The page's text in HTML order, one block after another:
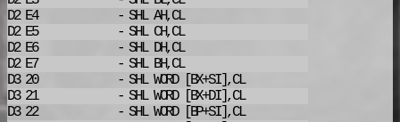
D2 E4
- SHLAH,CL
D2 E5
- SHLCH,CL
D2 E6
- SHLDH,CL
D2 E7
- SHLBH,CL
D3 20
- SHLWORD [BX+SI],CL
D3 21
- SHLWORD [BX+DI],CL
D3 22
- SHLWORD [BP+SI],CL